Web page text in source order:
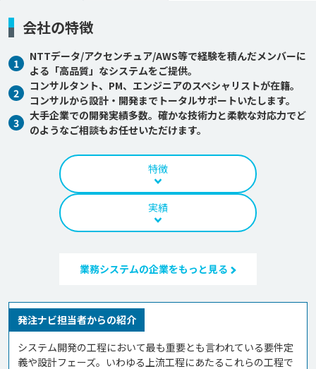
会社の特徴
1
NTTデータ/アクセンチュア/AWS等で経験を積んだメンバーに
よる「高品質」なシステムをご提供。
2
コンサルタント、PM、エンジニアのスペシャリストが在籍。
コンサルから設計・開発までトータルサポートいたします。
3
大手企業での開発実績多数。確かな技術力と柔軟な対応力でど
のようなご相談もお任せいただけます。
特徴
実績
業務システムの企業をもっと見る
発注ナビ担当者からの紹介
システム開発の工程において最も重要とも言われている要件定
義や設計フェーズ。いわゆる上流工程にあたるこれらの工程で